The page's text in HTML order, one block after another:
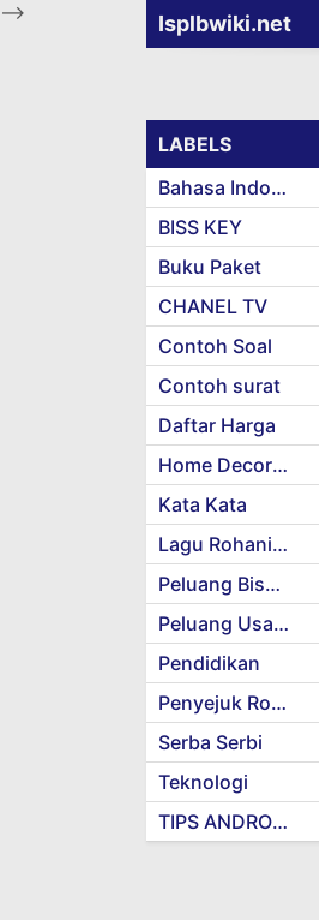
--> Isplbwiki.net
LABELS
Bahasa Indonesia
BISS KEY
Buku Paket
CHANEL TV
Contoh Soal
Contoh surat
Daftar Harga
Home Decoration
Kata Kata
Lagu Rohani Kristen
Peluang Bisnis
Peluang Usaha
Pendidikan
Penyejuk Rohani
Serba Serbi
Teknologi
TIPS ANDROID